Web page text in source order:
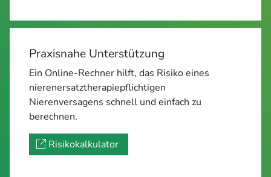
Praxisnahe Unterstützung
Ein Online-Rechner hilft, das Risiko eines
nierenersatztherapiepflichtigen
Nierenversagens schnell und einfach zu
berechnen.
Risikokalkulator